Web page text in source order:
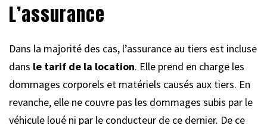
L’assurance
Dans la majorité des cas, l’assurance au tiers est incluse
dans le tarif de la location. Elle prend en charge les
dommages corporels et matériels causés aux tiers. En
revanche, elle ne couvre pas les dommages subis par le
véhicule loué ni par le conducteur de ce dernier. De ce